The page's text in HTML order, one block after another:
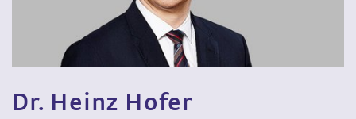
Dr. Heinz Hofer